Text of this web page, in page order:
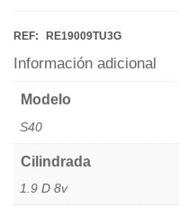
REF: RE19009TU3G
Información adicional
Modelo
S40
Cilindrada
1.9 D 8v